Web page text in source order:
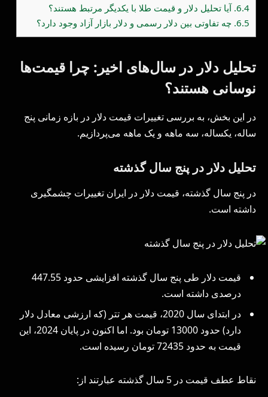
6.4. آیا تحلیل دلار و قیمت طلا با یکدیگر مرتبط هستند؟
6.5. چه تفاوتی بین دلار رسمی و دلار بازار آزاد وجود دارد؟
تحلیل دلار در سال‌های اخیر: چرا قیمت‌ها
نوسانی هستند؟
در این بخش، به بررسی تغییرات قیمت دلار در بازه زمانی پنج
ساله، یکساله، سه ماهه و یک ماهه می‌پردازیم.
تحلیل دلار در پنج سال گذشته
در پنج سال گذشته، قیمت دلار در ایران تغییرات چشمگیری
داشته است.
قیمت دلار طی پنج سال گذشته افزایشی حدود 447.55
درصدی داشته است.
در ابتدای سال 2020، قیمت هر تتر (که ارزشی معادل دلار
دارد) حدود 13000 تومان بود. اما اکنون در پایان 2024، این
قیمت به حدود 72435 تومان رسیده است.
نقاط عطف قیمت در 5 سال گذشته عبارتند از: